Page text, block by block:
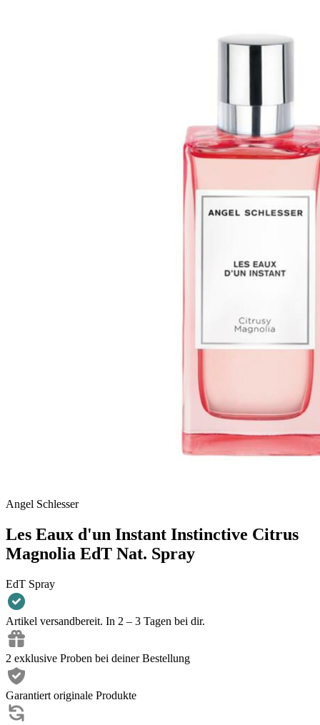
Angel Schlesser
Les Eaux d'un Instant Instinctive Citrus
Magnolia EdT Nat. Spray
EdT Spray
Artikel versandbereit. In 2 – 3 Tagen bei dir.
2 exklusive Proben bei deiner Bestellung
Garantiert originale Produkte